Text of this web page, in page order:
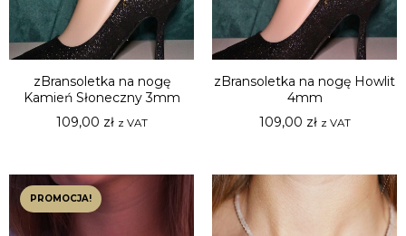
zBransoletka na nogę
Kamień Słoneczny 3mm
109,00 zł z VAT
zBransoletka na nogę Howlit
4mm
109,00 zł z VAT
PROMOCJA!